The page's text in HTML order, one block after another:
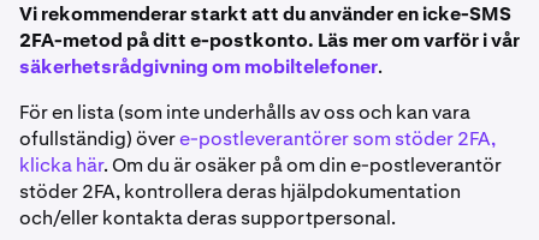
Vi rekommenderar starkt att du använder en icke-SMS
2FA-metod på ditt e-postkonto. Läs mer om varför i vår
säkerhetsrådgivning om mobiltelefoner.
För en lista (som inte underhålls av oss och kan vara
ofullständig) övere-postleverantörer som stöder 2FA,
klicka här. Om du är osäker på om din e-postleverantör
stöder 2FA, kontrollera deras hjälpdokumentation
och/eller kontakta deras supportpersonal.